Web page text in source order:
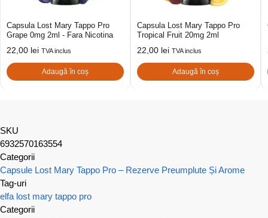
Capsula Lost Mary Tappo Pro
Grape 0mg 2ml - Fara Nicotina
22,00 lei TVA inclus
Adaugă în coș
Capsula Lost Mary Tappo Pro
Tropical Fruit 20mg 2ml
22,00 lei TVA inclus
Adaugă în coș
SKU
6932570163554
Categorii
Capsule Lost Mary Tappo Pro – Rezerve Preumplute Și Arome
Tag-uri
elfa lost mary tappo pro
Categorii